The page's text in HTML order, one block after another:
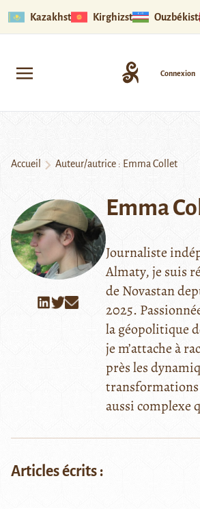
Kazakhstan Kirghizstan
Connexion
Accueil Auteur/autrice : Emma Collet
Emma
Journaliste
Almaty, je suis
de Novastan
2025.
la géopolitique
je m’attache à
près les
aussi complexe
Articles écrits :